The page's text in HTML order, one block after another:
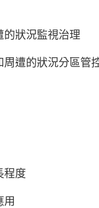
的狀況監視治理
周遭的狀況分區管
程度
用